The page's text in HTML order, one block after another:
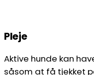
Pleje
Aktive hunde kan
såsom at få tjekket